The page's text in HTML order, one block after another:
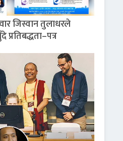
जिस्वान तुलाधरले